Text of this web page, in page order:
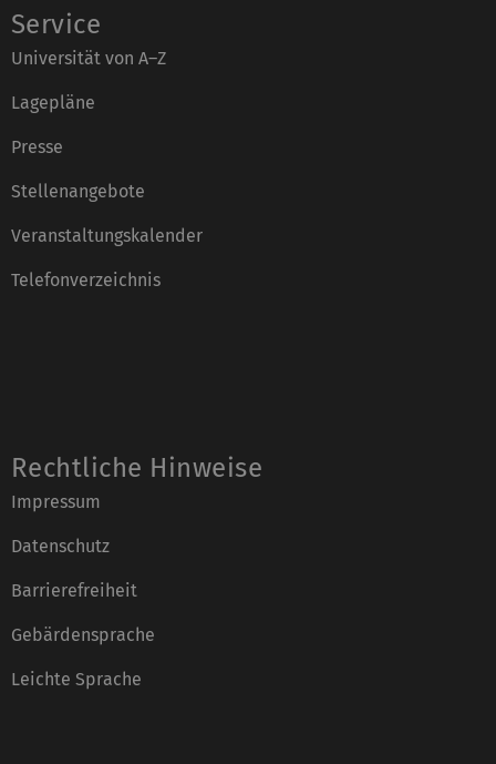
Service
Universität von A–Z
Lagepläne
Presse
Stellenangebote
Veranstaltungskalender
Telefonverzeichnis
Rechtliche Hinweise
Impressum
Datenschutz
Barrierefreiheit
Gebärdensprache
Leichte Sprache